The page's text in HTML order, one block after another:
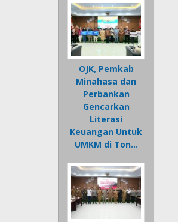
OJK, Pemkab
Minahasa dan
Perbankan
Gencarkan
Literasi
Keuangan Untuk
UMKM di Ton…